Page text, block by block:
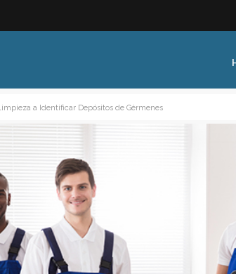
Government Facility
Healthcare & Hospitality
a Identificar Depósitos de Gérmenes